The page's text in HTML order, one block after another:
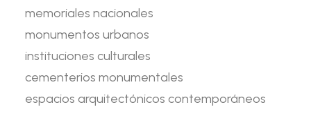
memoriales nacionales
monumentos urbanos
instituciones culturales
cementerios monumentales
espacios arquitectónicos contemporáneos